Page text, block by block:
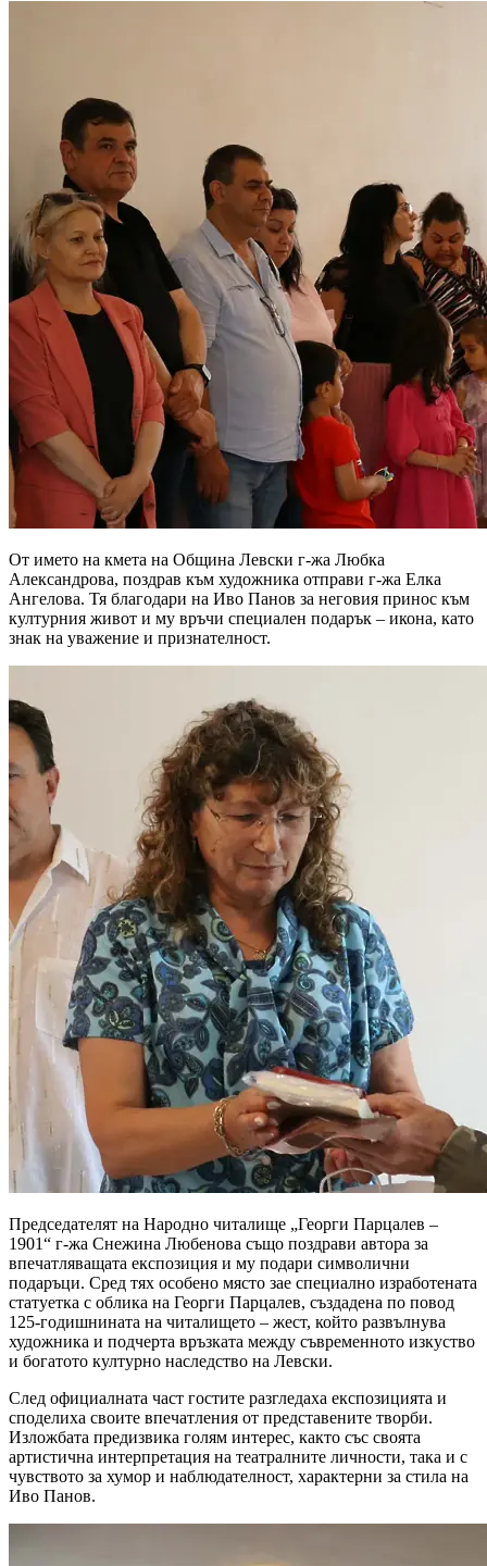
От името на кмета на Община Левски г-жа Любка
Александрова, поздрав към художника отправи г-жа Елка
Ангелова. Тя благодари на Иво Панов за неговия принос към
културния живот и му връчи специален подарък – икона, като
знак на уважение и признателност.
Председателят на Народно читалище „Георги Парцалев –
1901“ г-жа Снежина Любенова също поздрави автора за
впечатляващата експозиция и му подари символични
подаръци. Сред тях особено място зае специално изработената
статуетка с облика на Георги Парцалев, създадена по повод
125-годишнината на читалището – жест, който развълнува
художника и подчерта връзката между съвременното изкуство
и богатото културно наследство на Левски.
След официалната част гостите разгледаха експозицията и
споделиха своите впечатления от представените творби.
Изложбата предизвика голям интерес, както със своята
артистична интерпретация на театралните личности, така и с
чувството за хумор и наблюдателност, характерни за стила на
Иво Панов.